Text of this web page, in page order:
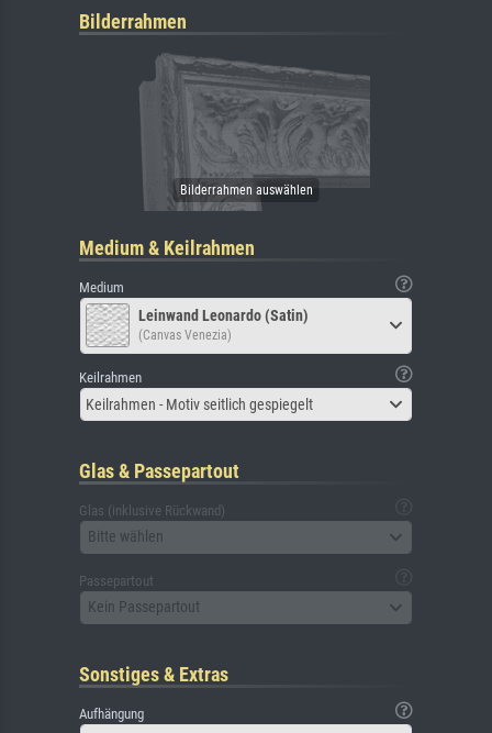
Bilderrahmen
Medium & Keilrahmen
Medium
Leinwand Leonardo (Satin)
(Canvas Venezia)
Keilrahmen
Keilrahmen - Motiv seitlich gespiegelt
Glas & Passepartout
Glas (inklusive Rückwand)
Bitte wählen
Passepartout
Kein Passepartout
Sonstiges & Extras
Aufhängung